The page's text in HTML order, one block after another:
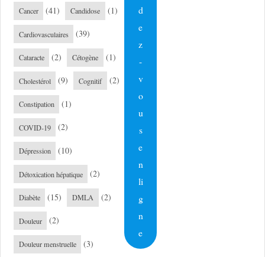
Cancer (41) Candidose (1)
Cardiovasculaires (39)
Cataracte (2) Cétogène (1)
Cholestérol (9) Cognitif (2)
Constipation (1)
COVID-19 (2)
Dépression (10)
Détoxication hépatique (2)
Diabète (15) DMLA (2)
Douleur (2)
Douleur menstruelle (3)
d
e
z
-
v
o
u
s
e
n
li
g
n
e